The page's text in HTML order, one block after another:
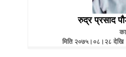
रुद्र प्रसाद
मिति २०७५।०८।२८